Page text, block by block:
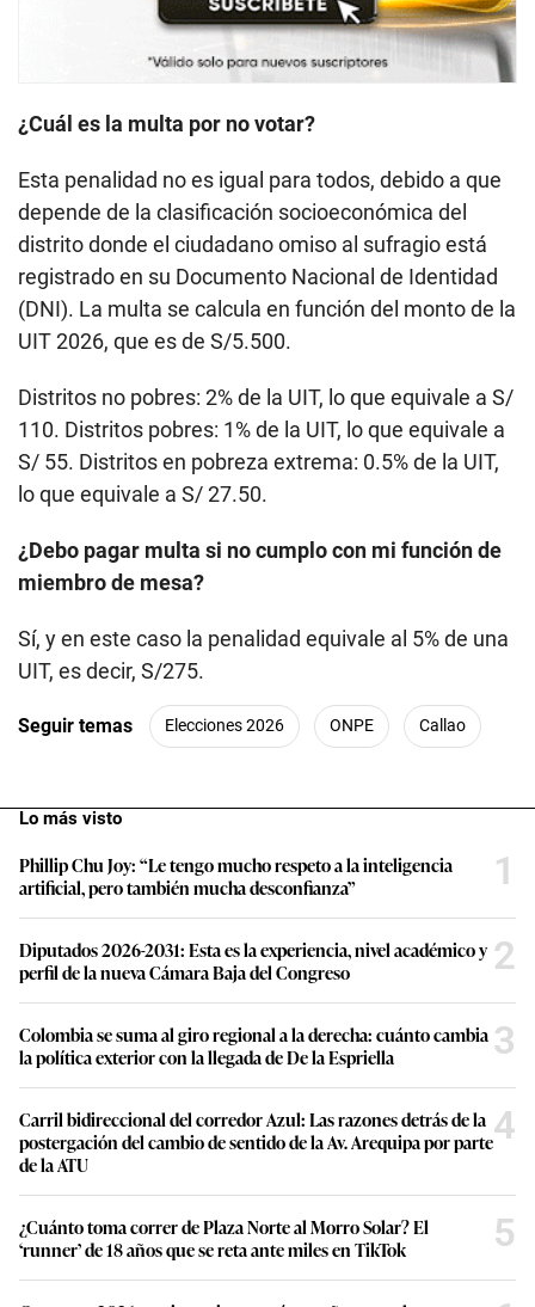
¿Cuál es la multa por no votar?
Esta penalidad no es igual para todos, debido a que
depende de la clasificación socioeconómica del
distrito donde el ciudadano omiso al sufragio está
registrado en su Documento Nacional de Identidad
(DNI). La multa se calcula en función del monto de la
UIT 2026, que es de S/5.500.
Distritos no pobres: 2% de la UIT, lo que equivale a S/
110. Distritos pobres: 1% de la UIT, lo que equivale a
S/ 55. Distritos en pobreza extrema: 0.5% de la UIT,
lo que equivale a S/ 27.50.
¿Debo pagar multa si no cumplo con mi función de
miembro de mesa?
Sí, y en este caso la penalidad equivale al 5% de una
UIT, es decir, S/275.
Seguir temas Elecciones 2026 ONPE Callao
Lo más visto
Phillip Chu Joy: “Le tengo mucho respeto a la inteligencia
artificial, pero también mucha desconfianza”
1
Diputados 2026-2031: Esta es la experiencia, nivel académico y
perfil de la nueva Cámara Baja del Congreso
2
Colombia se suma al giro regional a la derecha: cuánto cambia
la política exterior con la llegada de De la Espriella
3
Carril bidireccional del corredor Azul: Las razones detrás de la
postergación del cambio de sentido de la Av. Arequipa por parte
de la ATU
4
¿Cuánto toma correr de Plaza Norte al Morro Solar? El
‘runner’ de 18 años que se reta ante miles en TikTok
5